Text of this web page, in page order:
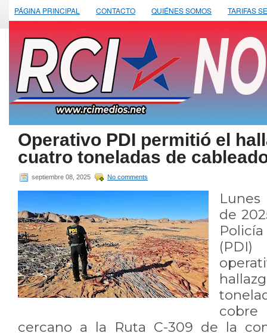
PÁGINA PRINCIPAL CONTACTO QUIÉNES SOMOS TARIFAS
Operativo PDI permitió el
cuatro toneladas de
septiembre 08, 2025 No comments
de
cercano a la Ruta C-309 de la